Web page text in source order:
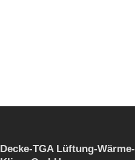
Decke-TGA Lüftung-Wärme-